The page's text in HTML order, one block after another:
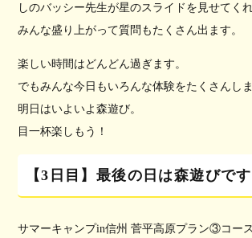
しのバッシー先生が星のスライドを見せてくれ
みんな盛り上がって質問もたくさん出ます。
楽しい時間はどんどん過ぎます。
でもみんな今日もいろんな体験をたくさんしま
明日はいよいよ森遊び。
目一杯楽しもう！
【3日目】最後の日は森遊びです
サマーキャンプin信州 菅平高原プラン③コー